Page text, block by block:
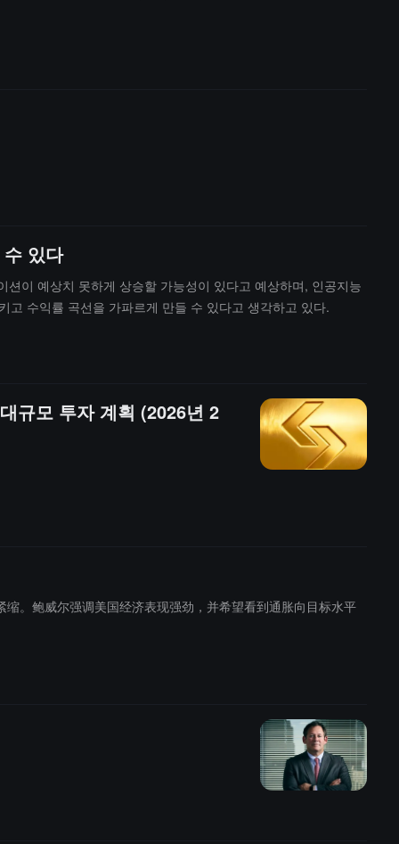
있다
이 예상치 못하게 상승할 가능성이 있다고 예상하며, 인공지능
수익률 곡선을 가파르게 만들 수 있다고 생각하고 있다.
규모 투자 계획 (2026년 2
。鲍威尔强调美国经济表现强劲，并希望看到通胀向目标水平